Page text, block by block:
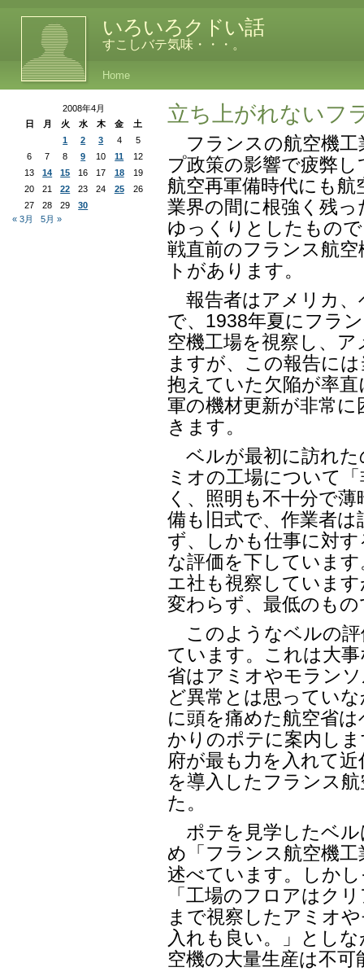
いろいろクドい話
すこしバテ気味・・・。
Home
立ち上がれないフ
フランスの航空機工
プ政策の影響で疲弊
航空再軍備時代にも航
業界の間に根強く残
ゆっくりとしたもの
戦直前のフランス航
トがあります。
報告者はアメリカ、
で、1938年夏にフラ
空機工場を視察し、
ますが、この報告に
抱えていた欠陥が率
軍の機材更新が非常
きます。
ベルが最初に訪れた
ミオの工場について
く、照明も不十分で
備も旧式で、作業者
ず、しかも仕事に対
な評価を下していま
エ社も視察していま
変わらず、最低のも
このようなベルの評
ています。これは大
省はアミオやモラン
ど異常とは思ってい
に頭を痛めた航空省
かりのポテに案内し
府が最も力を入れて
を導入したフランス
た。
ポテを見学したベル
め「フランス航空機
述べています。しか
「工場のフロアはク
まで視察したアミオ
入れも良い。」とし
空機の大量生産は不
2008年4月
日
月 火 水 木 金
土
1
2 3 4
5
6
7 8 9 10 11
12
13
14 15 16 17 18
19
20
21 22 23 24 25
26
27
28 29
30
« 3月
5月 »